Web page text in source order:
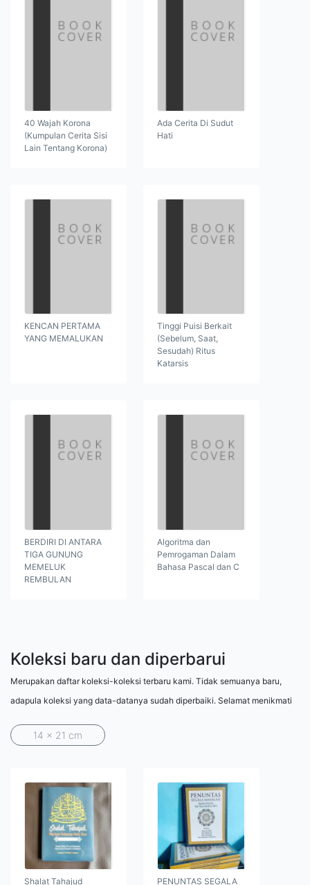
40 Wajah Korona
(Kumpulan Cerita Sisi
Lain Tentang Korona)
Ada Cerita Di Sudut
Hati
KENCAN PERTAMA
YANG MEMALUKAN
Tinggi Puisi Berkait
(Sebelum, Saat,
Sesudah) Ritus
Katarsis
BERDIRI DI ANTARA
TIGA GUNUNG
MEMELUK
REMBULAN
Algoritma dan
Pemrogaman Dalam
Bahasa Pascal dan C
Koleksi baru dan diperbarui
Merupakan daftar koleksi-koleksi terbaru kami. Tidak semuanya baru,
adapula koleksi yang data-datanya sudah diperbaiki. Selamat menikmati
14 x 21 cm
Shalat Tahajud PENUNTAS SEGALA